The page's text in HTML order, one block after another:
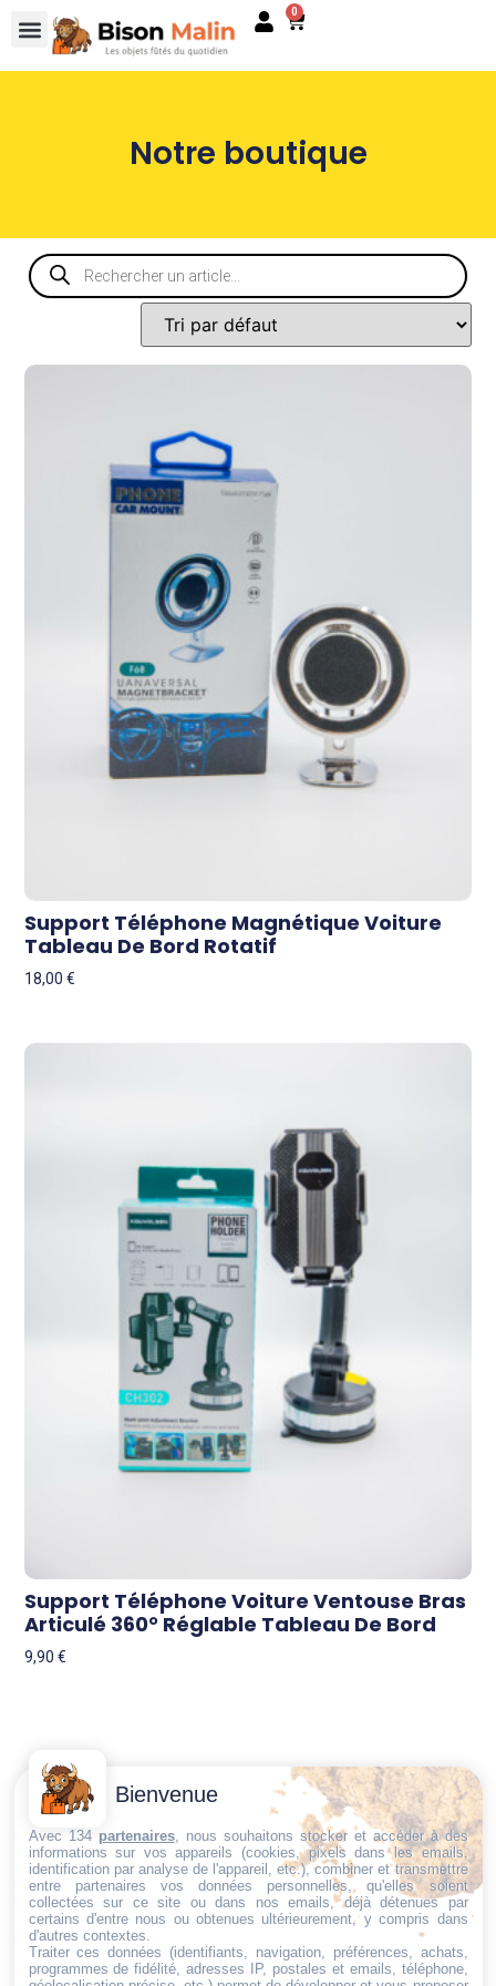
0
Notre boutique
Support Téléphone Magnétique Voiture
Tableau De Bord Rotatif
18,00€
Support Téléphone Voiture Ventouse Bras
Articulé 360° Réglable Tableau De Bord
9,90€
Trouvez ce qu'il vous faut,
au bon endroit
Conditions
générales
de vente
Politique de
cookies
Politique de
confidentialité
Mentions
Contactez-
Nous
Email:
dt@sasbms.fr
Bienvenue
Avec 134 partenaires, nous souhaitons stocker et accéder à des
informations sur vos appareils (cookies, pixels dans les emails,
identification par analyse de l'appareil, etc.), combiner et transmettre
entre partenaires vos données personnelles, qu'elles soient
collectées sur ce site ou dans nos emails, déjà détenues par
certains d'entre nous ou obtenues ultérieurement, y compris dans
d'autres contextes.
Traiter ces données (identifiants, navigation, préférences, achats,
programmes de fidélité, adresses IP, postales et emails, téléphone,